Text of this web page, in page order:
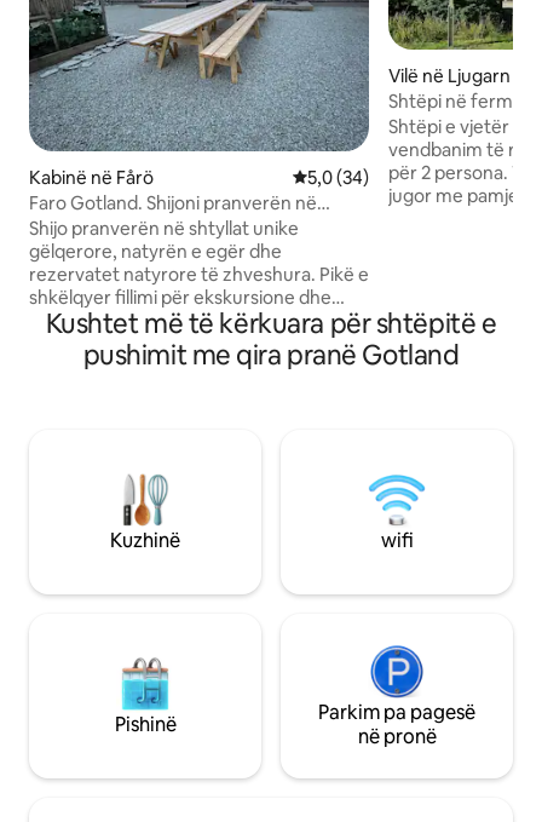
Kabinë në Fårö Vlerësimi mesatar 5,0 nga 5,
5,0 (34)
Faro Gotland. Shijoni pranverën në
shkëmbinjtë e lartë dhe natyrën e bukur
Shijo pranverën në shtyllat unike
gëlqerore, natyrën e egër dhe
rezervatet natyrore të zhveshura. Pikë e
shkëlqyer fillimi për ekskursione dhe
ekskursione të këndshme në Fårö,
pavarësisht motit. Digerhuvud,
Langhammars dhe Helgumannen
pushimeve verore). Akomodimi është i
thjeshtë, modern, në ndërtim e sipër.
Dysheme betoni, tavane të larta, plan i
hapur i dyshemesë, oxhak. Dysheme me
në natyrë dhe Barbecue. SHËNIM:
Vilë në Ljugarn
Shtëpi në fermë
Shtëpi e vjetër e
vendbanim të
për 2 persona. Tarracë me orientim
jugor me pamje
dyqane dhe restorante.
moderne e pajisur
ngrohje nën
mund të merren
foto nuk punon.
Kushtet më të kërkuara për shtëpitë e
pushimit me qira pranë Gotland
Kuzhinë wifi
Pishinë
Parkim pa pagesë
në pronë